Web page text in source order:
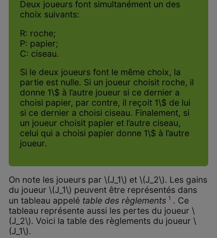
Deux joueurs font simultanément un des
choix suivants:
R: roche;
P: papier;
C: ciseau.
Si le deux joueurs font le même choix, la
partie est nulle. Si un joueur choisit roche, il
donne 1\$ à l’autre joueur si ce dernier a
choisi papier, par contre, il reçoit 1\$ de lui
si ce dernier a choisi ciseau. Finalement, si
un joueur choisit papier et l’autre ciseau,
celui qui a choisi papier donne 1\$ à l’autre
joueur.
On note les joueurs par \(J_1\) et \(J_2\). Les gains
du joueur \(J_1\) peuvent être représentés dans
un tableau appelé table des règlements 1 . Ce
tableau représente aussi les pertes du joueur \
(J_2\). Voici la table des règlements du joueur \
(J_1\).